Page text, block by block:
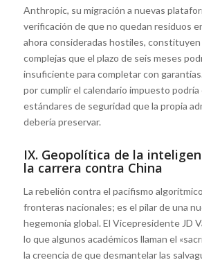
Anthropic, su migración a nuevas
verificación de que no quedan residuos
ahora consideradas hostiles,
complejas que el plazo de seis meses
insuficiente para completar con
por cumplir el calendario impuesto
estándares de seguridad que la propia
debería preservar.
IX. Geopolítica de la
la carrera contra China
La rebelión contra el pacifismo
fronteras nacionales; es el pilar de una
hegemonía global. El Vicepresidente JD
lo que algunos académicos llaman el
la creencia de que desmantelar las